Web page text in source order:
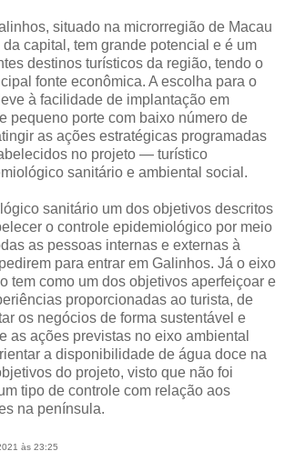
situado na microrregião de Macau
capital, tem grande potencial e é um
destinos turísticos da região, tendo o
fonte econômica. A escolha para o
à facilidade de implantação em
pequeno porte com baixo número de
as ações estratégicas programadas
no projeto — turístico
sanitário e ambiental social.
sanitário um dos objetivos descritos
o controle epidemiológico por meio
as pessoas internas e externas à
para entrar em Galinhos. Já o eixo
tem como um dos objetivos aperfeiçoar e
proporcionadas ao turista, de
os negócios de forma sustentável e
as ações previstas no eixo ambiental
a disponibilidade de água doce na
do projeto, visto que não foi
tipo de controle com relação aos
na península.
às 23:25